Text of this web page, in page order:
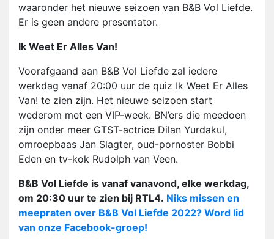
waaronder het nieuwe seizoen van B&B Vol Liefde.
Er is geen andere presentator.
Ik Weet Er Alles Van!
Voorafgaand aan B&B Vol Liefde zal iedere
werkdag vanaf 20:00 uur de quiz Ik Weet Er Alles
Van! te zien zijn. Het nieuwe seizoen start
wederom met een VIP-week. BN’ers die meedoen
zijn onder meer GTST-actrice Dilan Yurdakul,
omroepbaas Jan Slagter, oud-pornoster Bobbi
Eden en tv-kok Rudolph van Veen.
B&B Vol Liefde is vanaf vanavond, elke werkdag,
om 20:30 uur te zien bij RTL4. Niks missen en
meepraten over B&B Vol Liefde 2022? Word lid
van onze Facebook-groep!